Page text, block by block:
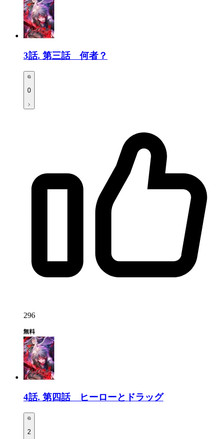
3話. 第三話 何者？
0
296
4話. 第四話 ヒーローとドラッグ
2